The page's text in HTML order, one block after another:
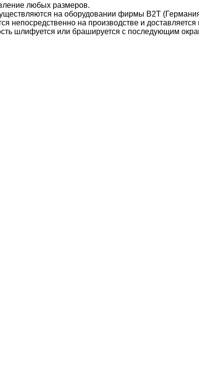
любых размеров.
на оборудовании фирмы B2T
непосредственно на производстве и доставляется
шлифуется или брашируется с последующим